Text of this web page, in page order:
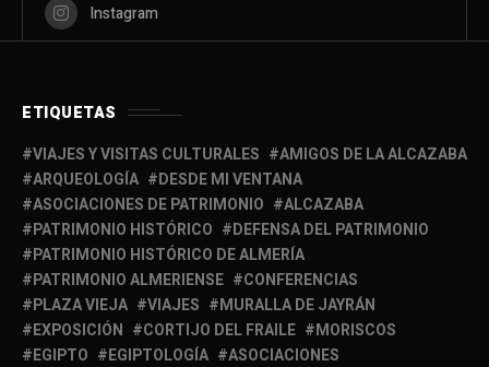
Instagram
ETIQUETAS
VIAJES Y VISITAS CULTURALES
AMIGOS DE LA ALCAZABA
ARQUEOLOGÍA
DESDE MI VENTANA
ASOCIACIONES DE PATRIMONIO
ALCAZABA
PATRIMONIO HISTÓRICO
DEFENSA DEL PATRIMONIO
PATRIMONIO HISTÓRICO DE ALMERÍA
PATRIMONIO ALMERIENSE
CONFERENCIAS
PLAZA VIEJA
VIAJES
MURALLA DE JAYRÁN
EXPOSICIÓN
CORTIJO DEL FRAILE
MORISCOS
EGIPTO
EGIPTOLOGÍA
ASOCIACIONES